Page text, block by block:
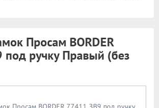
Просам BORDER
ручку Правый (без